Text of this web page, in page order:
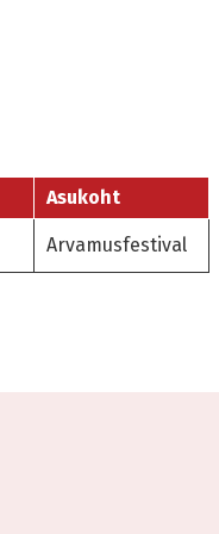
Asukoht
Arvamusfestival